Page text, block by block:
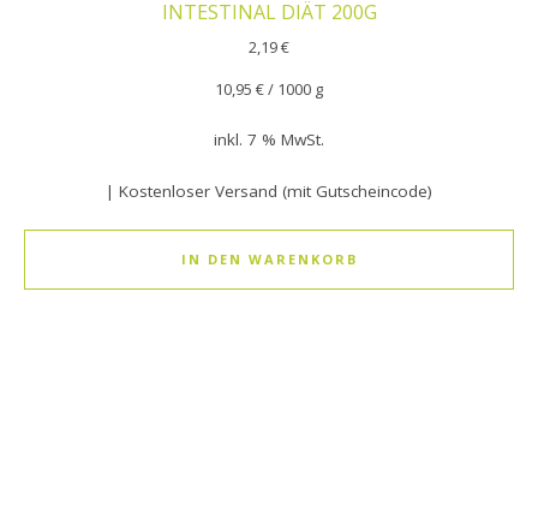
INTESTINAL DIÄT 200G
2,19€
10,95 €/ 1000 g
inkl. 7 % MwSt.
| Kostenloser Versand (mit Gutscheincode)
IN DEN WARENKORB